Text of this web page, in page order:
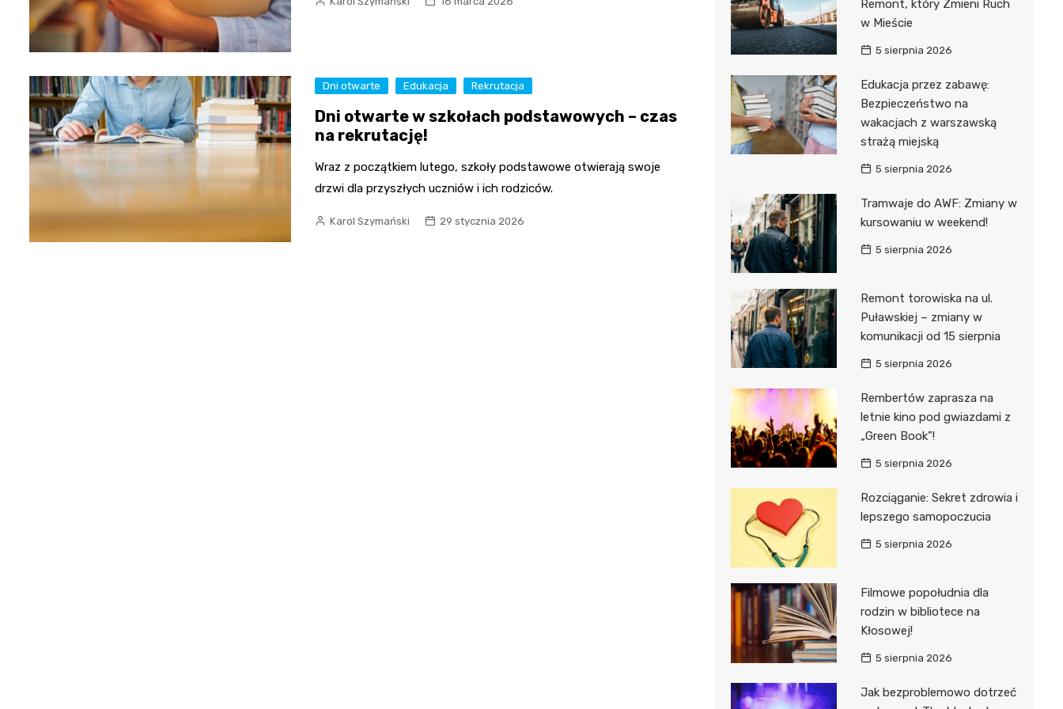
Dni otwarte Edukacja Rekrutacja
Dni otwarte w szkołach podstawowych – czas
na rekrutację!
Wraz z początkiem lutego, szkoły podstawowe otwierają swoje
drzwi dla przyszłych uczniów i ich rodziców.
Karol Szymański 29 stycznia 2026
Remont, który Zmieni Ruch
w Mieście
5 sierpnia 2026
Edukacja przez zabawę:
Bezpieczeństwo na
wakacjach z warszawską
strażą miejską
5 sierpnia 2026
Tramwaje do AWF: Zmiany w
kursowaniu w weekend!
5 sierpnia 2026
Remont torowiska na ul.
Puławskiej – zmiany w
komunikacji od 15 sierpnia
5 sierpnia 2026
Rembertów zaprasza na
letnie kino pod gwiazdami z
„Green Book”!
5 sierpnia 2026
Rozciąganie: Sekret zdrowia i
lepszego samopoczucia
5 sierpnia 2026
Filmowe popołudnia dla
rodzin w bibliotece na
Kłosowej!
5 sierpnia 2026
Jak bezproblemowo dotrzeć